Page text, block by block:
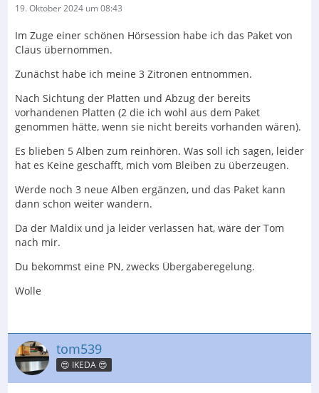
19. Oktober 2024 um 08:43
Im Zuge einer schönen Hörsession habe ich das Paket von
Claus übernommen.
Zunächst habe ich meine 3 Zitronen entnommen.
Nach Sichtung der Platten und Abzug der bereits
vorhandenen Platten (2 die ich wohl aus dem Paket
genommen hätte, wenn sie nicht bereits vorhanden wären).
Es blieben 5 Alben zum reinhören. Was soll ich sagen, leider
hat es Keine geschafft, mich vom Bleiben zu überzeugen.
Werde noch 3 neue Alben ergänzen, und das Paket kann
dann schon weiter wandern.
Da der Maldix und ja leider verlassen hat, wäre der Tom
nach mir.
Du bekommst eine PN, zwecks Übergaberegelung.
Wolle
tom539
😍 IKEDA 😍